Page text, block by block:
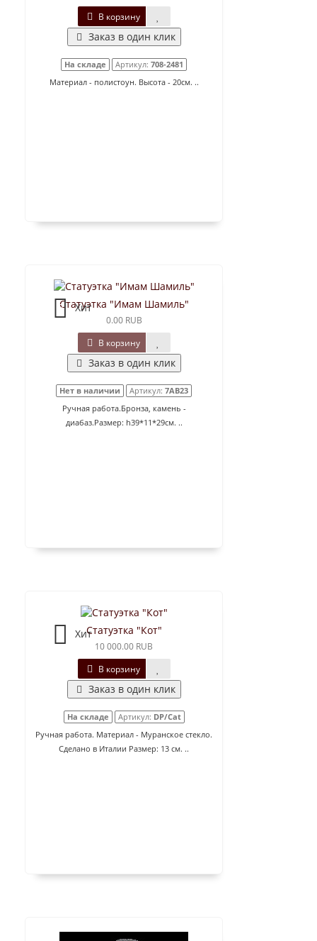
В корзину
Заказ в один клик
На складе Артикул: 708-2481
Материал - полистоун. Высота - 20см. ..
Хит
Статуэтка "Имам Шамиль"
0.00 RUB
В корзину
Заказ в один клик
Нет в наличии Артикул: 7AB23
Ручная работа.Бронза, камень -
диабаз.Размер: h39*11*29см. ..
ХитСтатуэтка "Кот"
10 000.00 RUB
В корзину
Заказ в один клик
На складе Артикул: DP/Cat
Ручная работа. Материал - Муранское стекло.
Сделано в Италии Размер: 13 см. ..